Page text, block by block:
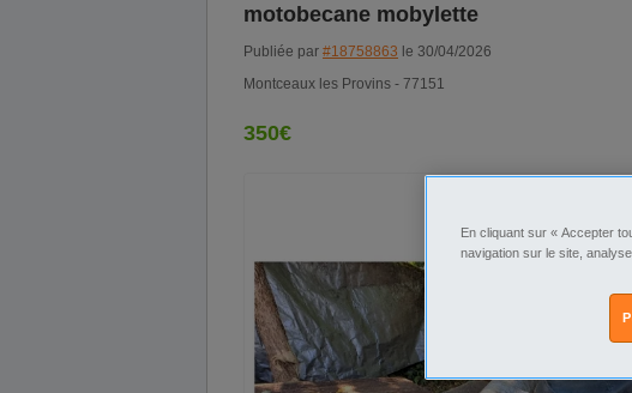
motobecane mobylette
Publiée par #18758863 le 30/04/2026
Montceaux les Provins - 77151
350€
En cliquant sur « Accepter
navigation sur le site,